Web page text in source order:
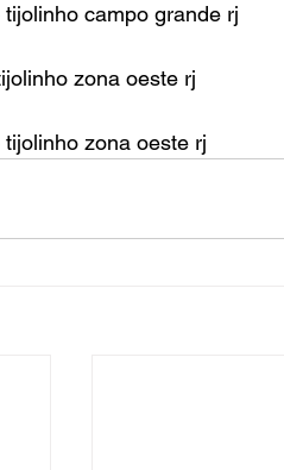
campo grande rj
zona oeste rj
zona oeste rj